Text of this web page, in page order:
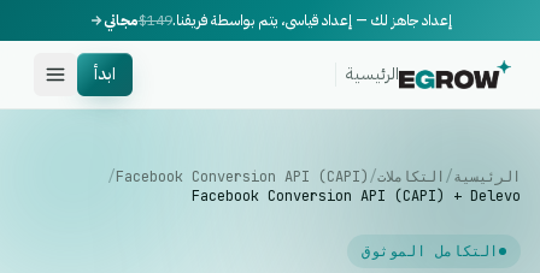
إعداد جاهز لك — إعداد قياسي، يتم بواسطة فريقنا.$149مجاني
الرئيسية ابدأ
الرئيسية/ التكاملات/
Facebook Conversion API (CAPI)
/
Facebook Conversion API (CAPI) + Delevo
التكامل الموثوق